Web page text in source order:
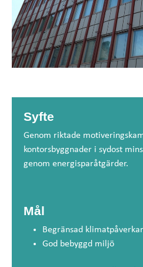
Syfte
Genom riktade
kontorsbyggnader i sydost
genom energisparåtgärder.
Mål
Begränsad
God bebyggd miljö